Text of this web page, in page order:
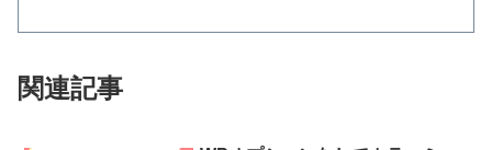
関連記事